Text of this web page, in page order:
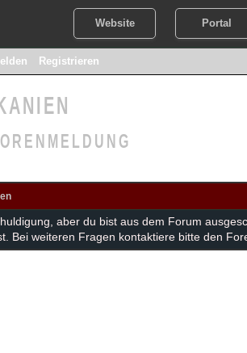
Website Portal
Registrieren
aber du bist aus dem Forum
Bei weiteren Fragen kontaktiere bitte den